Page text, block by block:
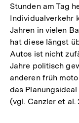
Stunden am Tag
Individualverkehr
Jahren in vielen
hat diese längst
Autos ist nicht
Jahre politisch
anderen früh
das
(vgl. Canzler et al.